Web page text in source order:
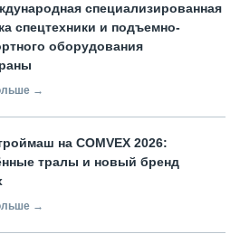
специализированная
спецтехники и подъемно-
оборудования
→
на COMVEX 2026:
тралы и новый бренд
→